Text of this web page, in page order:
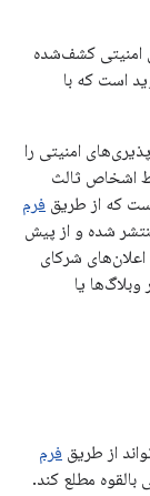
امنیتی کشف‌شده
است که با
امنیتی را
اشخاص ثالث
که از طریق فرم
شده و از پیش
اعلان‌های شرکای
یا
از طریق فرم
بالقوه مطلع کند.